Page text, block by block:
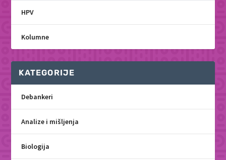
HPV
Kolumne
KATEGORIJE
Debankeri
Analize i mišljenja
Biologija